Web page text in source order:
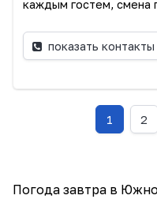
каждым гостем, смена
показать контакты
1 2
Погода завтра в